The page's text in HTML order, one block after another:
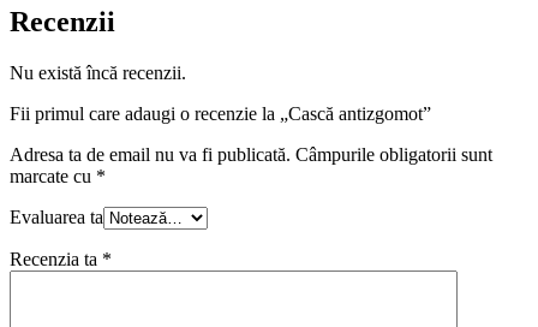
Recenzii
Nu există încă recenzii.
Fii primul care adaugi o recenzie la „Cască antizgomot”
Adresa ta de email nu va fi publicată. Câmpurile obligatorii sunt
marcate cu *
Evaluarea ta
Recenzia ta *